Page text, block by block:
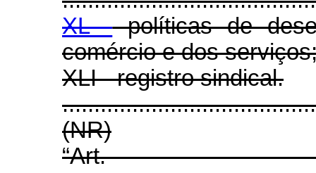
XL -políticas de
comércio e dos
XLI - registro sindical.
(NR)